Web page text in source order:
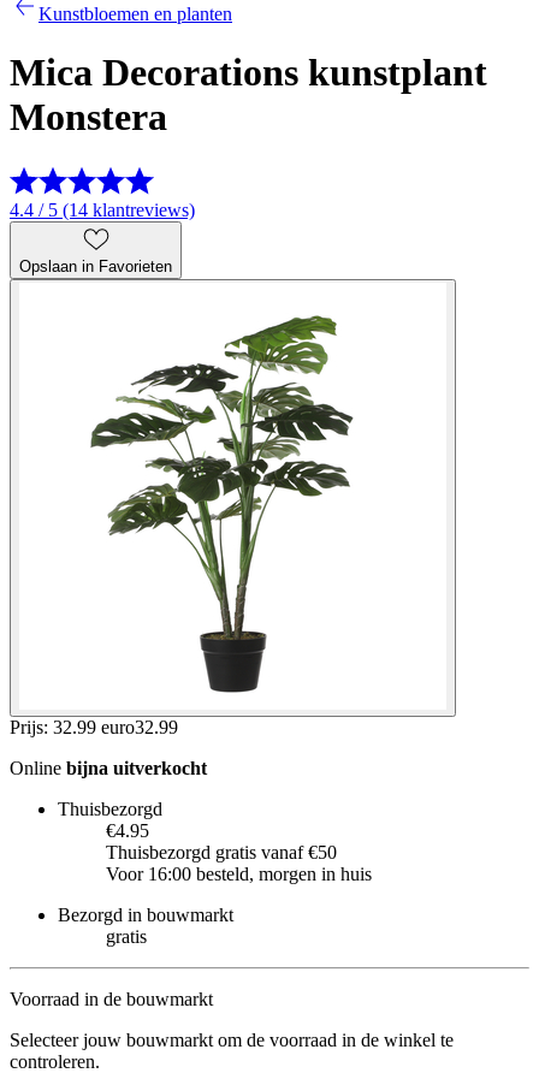
Kunstbloemen en planten
Mica Decorations kunstplant
Monstera
4.4 / 5 (14 klantreviews)
Opslaan in Favorieten
Prijs: 32.99 euro32.99
Online bijna uitverkocht
Thuisbezorgd
€4.95
Thuisbezorgd gratis vanaf €50
Voor 16:00 besteld, morgen in huis
Bezorgd in bouwmarkt
gratis
Voorraad in de bouwmarkt
Selecteer jouw bouwmarkt om de voorraad in de winkel te
controleren.